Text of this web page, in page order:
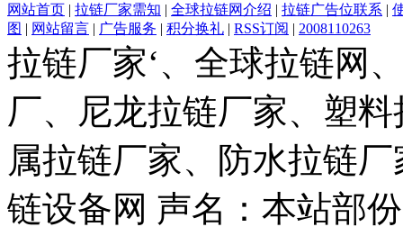
网站首页 | 拉链厂家需知 | 全球拉链网介绍 | 拉链广告位联系 |
图 | 网站留言 | 广告服务 | 积分换礼 | RSS订阅 | 2008110263
拉链厂家‘、全球拉链网
厂、尼龙拉链厂家、塑
属拉链厂家、防水拉链
链设备网 声名：本站部